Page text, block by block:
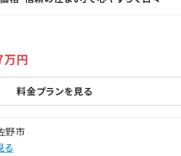
円
料金プランを見る
野市
る